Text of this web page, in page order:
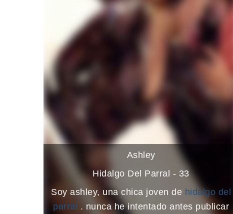
Ashley
Hidalgo Del Parral - 33
Soy ashley, una chica joven de hidalgo del
parral . nunca he intentado antes publicar